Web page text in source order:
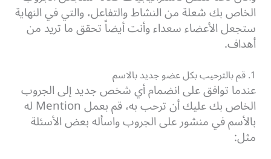
الخاص بك شعلة من النشاط والتفاعل، والتي في النهاية
ستجعل الأعضاء سعداء وأنت أيضاً تحقق ما تريد من
أهداف.
1. قم بالترحيب بكل عضو جديد بالاسم
عندما توافق على انضمام أي شخص جديد إلى الجروب
الخاص بك عليك أن ترحب به، قم بعمل Mention له
بالأسم في منشور على الجروب واسأله بعض الأسئلة
مثل: